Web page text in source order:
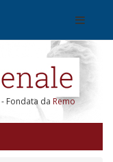
- Fondata da Remo